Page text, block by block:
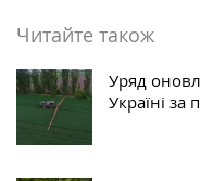
Читайте також
Уряд
Україні за